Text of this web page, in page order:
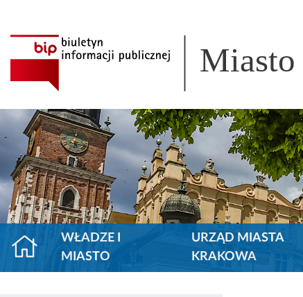
WŁADZE I
MIASTO
URZĄD MIASTA
KRAKOWA